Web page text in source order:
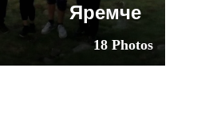
Яремче
18 Photos